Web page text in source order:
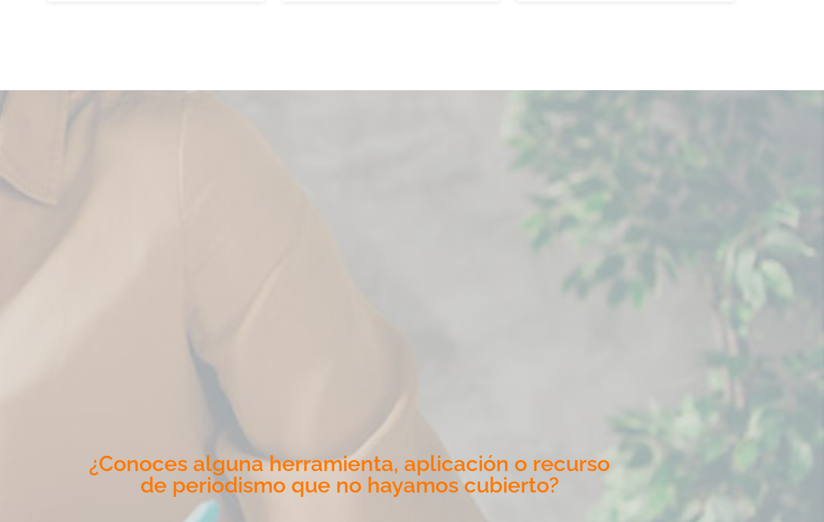
¿Conoces alguna herramienta, aplicación o recurso
de periodismo que no hayamos cubierto?